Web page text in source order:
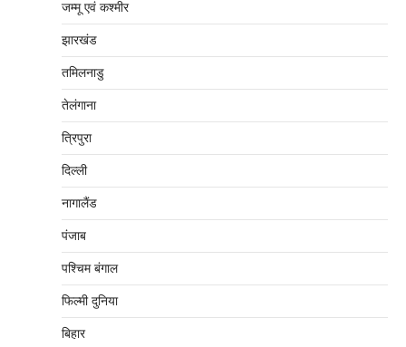
जम्‍मू एवं कश्‍मीर
झारखंड
तमिलनाडु
तेलंगाना
त्रिपुरा
दिल्‍ली
नागालैंड
पंजाब
पश्चिम बंगाल
फिल्मी दुनिया
बिहार